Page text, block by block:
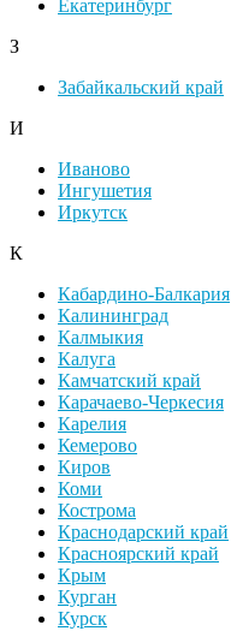
Екатеринбург
З
Забайкальский край
И
Иваново
Ингушетия
Иркутск
К
Кабардино-Балкария
Калининград
Калмыкия
Калуга
Камчатский край
Карачаево-Черкесия
Карелия
Кемерово
Киров
Коми
Кострома
Краснодарский край
Красноярский край
Крым
Курган
Курск